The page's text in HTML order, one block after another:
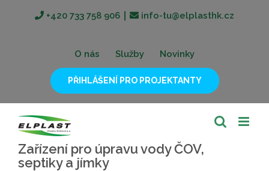
+420 733 758 906 info-tu@elplasthk.cz
O nás Služby Novinky
PŘIHLÁŠENÍ PRO PROJEKTANTY
Zařízení pro úpravu vody ČOV,
septiky a jímky